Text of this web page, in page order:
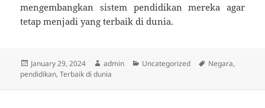
mengembangkan sistem pendidikan mereka agar
tetap menjadi yang terbaik di dunia.
Posted
on
January 29, 2024 Author
admin Categories
Uncategorized Tags
Negara,
pendidikan,Terbaik di dunia